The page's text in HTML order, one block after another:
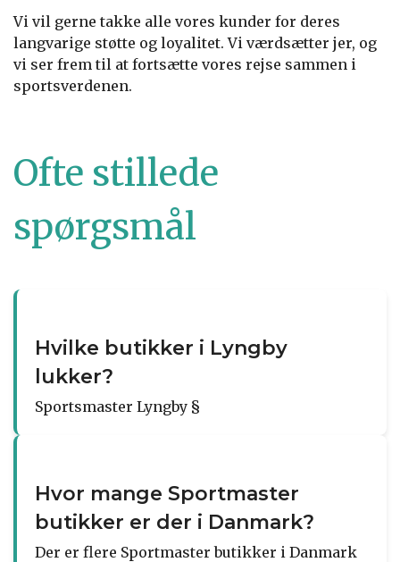
Vi vil gerne takke alle vores kunder for deres
langvarige støtte og loyalitet. Vi værdsætter jer, og
vi ser frem til at fortsætte vores rejse sammen i
sportsverdenen.
Ofte stillede
spørgsmål
Hvilke butikker i Lyngby
lukker?
Sportsmaster Lyngby §
Hvor mange Sportmaster
butikker er der i Danmark?
Der er flere Sportmaster butikker i Danmark